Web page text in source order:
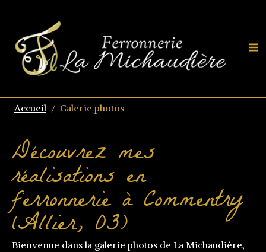
Accueil / Galerie photos
Découvrez mes
réalisations en
ferronnerie à Commentry
(Allier, 03)
Bienvenue dans la galerie photos de La Michaudière,